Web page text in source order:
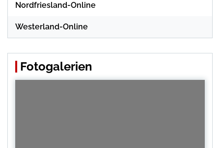
Nordfriesland-Online
Westerland-Online
Fotogalerien